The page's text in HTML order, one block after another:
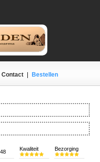
Contact Bestellen
Kwaliteit Bezorging